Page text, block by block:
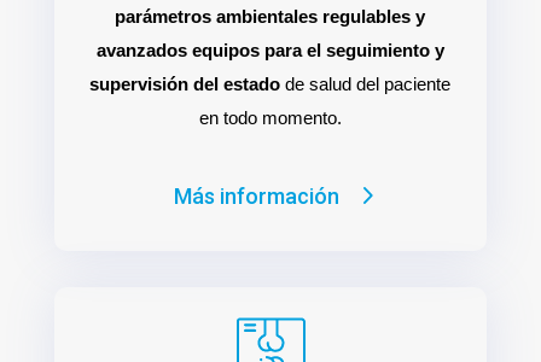
parámetros ambientales regulables y
avanzados equipos para el seguimiento y
supervisión del estado de salud del paciente
en todo momento.
Más información